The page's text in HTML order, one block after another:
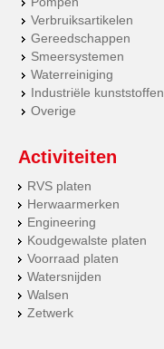
Verbruiksartikelen
Gereedschappen
Smeersystemen
Waterreiniging
Industriële kunststoffen
Overige
Activiteiten
RVS platen
Herwaarmerken
Engineering
Koudgewalste platen
Voorraad platen
Watersnijden
Walsen
Zetwerk